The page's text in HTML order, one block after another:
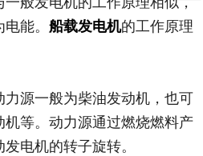
电能。船载发电机的工作原理
源一般为柴油发动机，也可
等。动力源通过燃烧燃料产
电机的转子旋转。